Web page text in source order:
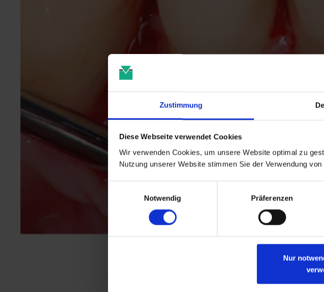
Zustimmung
Diese Webseite verwendet Cookies
Wir verwenden Cookies, um unsere Website optimal zu
Nutzung unserer Website stimmen Sie der Verwendung
Notwendig
Präferenzen
Nur